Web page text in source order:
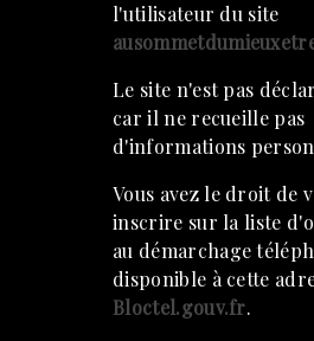
l'utilisateur du site
Le site n'est pas
car il ne recueille pas
d'informations
Vous avez le droit de
inscrire sur la liste
au démarchage
disponible à cette
Bloctel.gouv.fr.